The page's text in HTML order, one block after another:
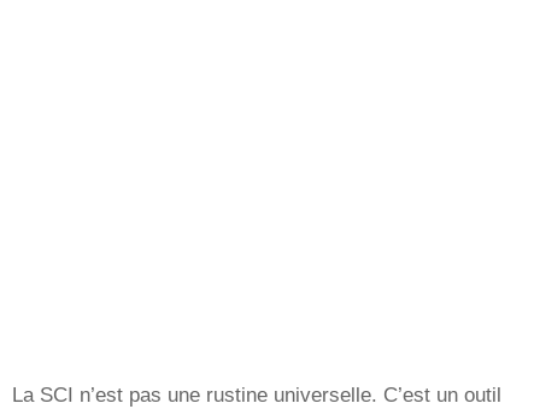
La SCI n’est pas une rustine universelle. C’est un outil